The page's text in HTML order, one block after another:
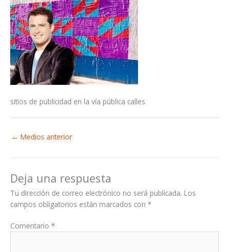
sitios de publicidad en la vía pública calles
← Medios anterior
Deja una respuesta
Tu dirección de correo electrónico no será publicada. Los
campos obligatorios están marcados con *
Comentario *